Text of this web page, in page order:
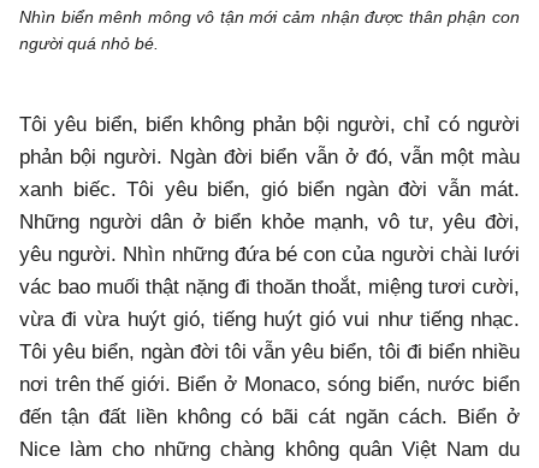
Nhìn biển mênh mông vô tận mới cảm nhận được thân phận con
người quá nhỏ bé.
Tôi yêu biển, biển không phản bội người, chỉ có người
phản bội người. Ngàn đời biển vẫn ở đó, vẫn một màu
xanh biếc. Tôi yêu biển, gió biển ngàn đời vẫn mát.
Những người dân ở biển khỏe mạnh, vô tư, yêu đời,
yêu người. Nhìn những đứa bé con của người chài lưới
vác bao muối thật nặng đi thoăn thoắt, miệng tươi cười,
vừa đi vừa huýt gió, tiếng huýt gió vui như tiếng nhạc.
Tôi yêu biển, ngàn đời tôi vẫn yêu biển, tôi đi biển nhiều
nơi trên thế giới. Biển ở Monaco, sóng biển, nước biển
đến tận đất liền không có bãi cát ngăn cách. Biển ở
Nice làm cho những chàng không quân Việt Nam du